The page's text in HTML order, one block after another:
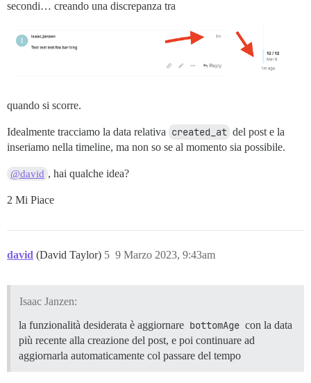
secondi… creando una discrepanza tra
quando si scorre.
Idealmente tracciamo la data relativa created_at del post e la
inseriamo nella timeline, ma non so se al momento sia possibile.
@david , hai qualche idea?
2 Mi Piace
david (David Taylor) 9 Marzo 2023, 9:43am
5
Isaac Janzen:
la funzionalità desiderata è aggiornare bottomAge con la data
più recente alla creazione del post, e poi continuare ad
aggiornarla automaticamente col passare del tempo